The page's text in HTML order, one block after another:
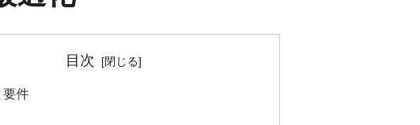
目次
要件